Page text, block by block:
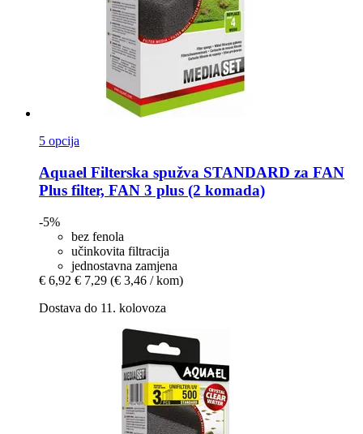
5 opcija
Aquael Filterska spužva STANDARD za FAN
Plus filter, FAN 3 plus (2 komada)
-5%
bez fenola
učinkovita filtracija
jednostavna zamjena
€ 6,92 € 7,29 (€ 3,46 / kom)
Dostava do 11. kolovoza